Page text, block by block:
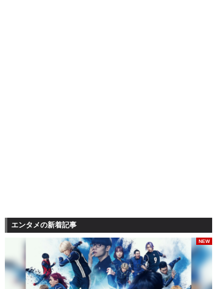
エンタメの新着記事
NEW